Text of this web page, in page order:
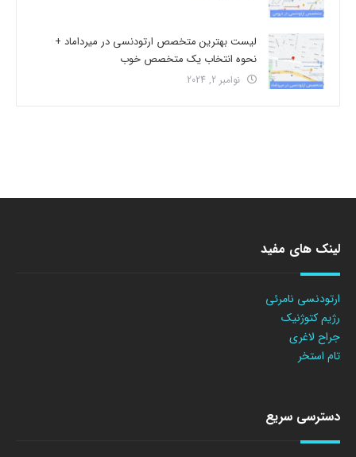
لیست بهترین متخصص ارتودنسی در میرداماد +
نحوه انتخاب یک متخصص خوب
نوامبر 2, 2024
لینک های مفید
ارتودنسی نامرئی
رژیم کتوژنیک
جراح لاغری
تام استخر
دسترسی سریع